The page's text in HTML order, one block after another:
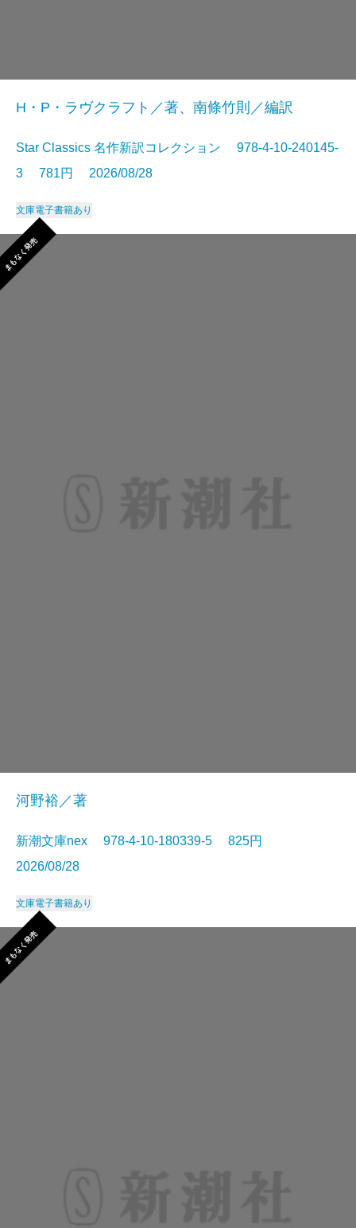
H・P・ラヴクラフト／著、南條竹則／編訳
Star Classics 名作新訳コレクション 978-4-10-240145-
3 781円 2026/08/28
文庫電子書籍あり
まもなく発売
河野裕／著
新潮文庫nex 978-4-10-180339-5 825円
2026/08/28
文庫電子書籍あり
まもなく発売